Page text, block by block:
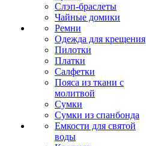
Слэп-браслеты
Чайные домики
Ремни
Одежда для крещения
Пилотки
Платки
Салфетки
Пояса из ткани с
молитвой
Сумки
Сумки из спанбонда
Емкости для святой
воды